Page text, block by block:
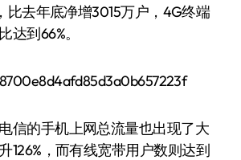
比去年底净增3015万户，4G终端
达到66%。
信的手机上网总流量也出现了大
126%，而有线宽带用户数则达到